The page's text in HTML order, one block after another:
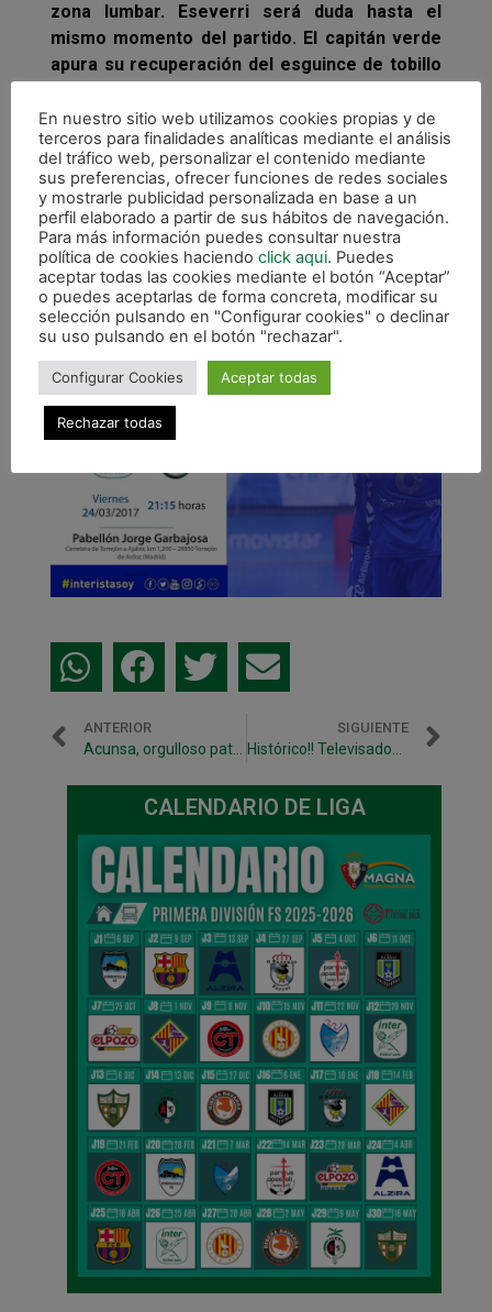
zona lumbar. Eseverri será duda hasta el
mismo momento del partido. El capitán verde
apura su recuperación del esguince de tobillo
participación es incierta.
Magna Gurpea recibirá el próximo martes 28
de marzo (20 horas) a Santiago Futsal en
Anaitasuna y volverá a desplazarse a Santa
Coloma donde juega el sábado 1 de abril a las
18.30 horas.
ANTERIOR
Acunsa, orgulloso patrocinador de nuestro club
SIGUIENTE
CALENDARIO DE LIGA
En nuestro sitio web utilizamos cookies propias y de
terceros para finalidades analíticas mediante el análisis
del tráfico web, personalizar el contenido mediante
sus preferencias, ofrecer funciones de redes sociales
y mostrarle publicidad personalizada en base a un
perfil elaborado a partir de sus hábitos de navegación.
Para más información puedes consultar nuestra
política de cookies haciendo click aqui. Puedes
aceptar todas las cookies mediante el botón “Aceptar”
o puedes aceptarlas de forma concreta, modificar su
selección pulsando en "Configurar cookies" o declinar
su uso pulsando en el botón "rechazar".
Configurar Cookies Aceptar todas
Rechazar todas